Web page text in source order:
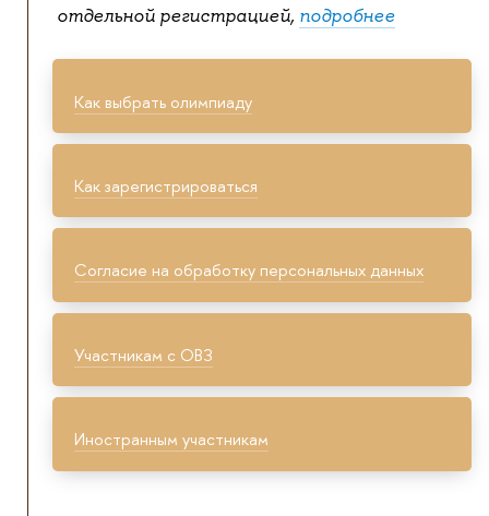
отдельной регистрацией, подробнее
Как выбрать олимпиаду
Как зарегистрироваться
Согласие на обработку персональных данных
Участникам с ОВЗ
Иностранным участникам